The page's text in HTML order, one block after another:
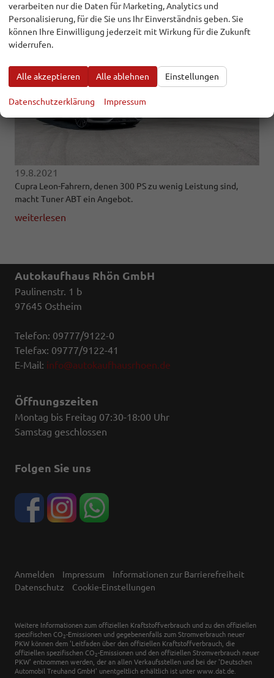
19.8.2021
Cupra Leon-Fahrern, denen 300 PS zu wenig Leistung sind,
macht Tuner ABT ein Angebot.
weiterlesen
Autokaufhaus Rhön GmbH
Paulinenstr. 1 b
97645 Ostheim
Telefon: 09777/9122-0
Telefax: 09777/9122-41
E-Mail: info@autokaufhausrhoen.de
Öffnungszeiten
Montag bis Freitag 07:30-18:00 Uhr
Samstag geschlossen
Folgen Sie uns
Anmelden Impressum
Informationen zur Barrierefreiheit
Datenschutz
Cookie-Einstellungen
Weitere Informationen zum offiziellen Kraftstoffverbrauch und zu den offiziellen
spezifischen CO 2-Emissionen und gegebenenfalls zum Stromverbrauch neuer
PKW können dem 'Leitfaden über den offiziellen Kraftstoffverbrauch, die
offiziellen spezifischen CO 2-Emissionen und den offiziellen Stromverbrauch neuer
PKW' entnommen werden, der an allen Verkaufsstellen und bei der 'Deutschen
Automobil Treuhand GmbH' unentgeltlich erhältlich ist unter www.dat.de.
verarbeiten nur die Daten für Marketing, Analytics und
Personalisierung, für die Sie uns Ihr Einverständnis geben. Sie
können Ihre Einwilligung jederzeit mit Wirkung für die Zukunft
widerrufen.
Alle akzeptieren Alle ablehnen Einstellungen
Datenschutzerklärung Impressum